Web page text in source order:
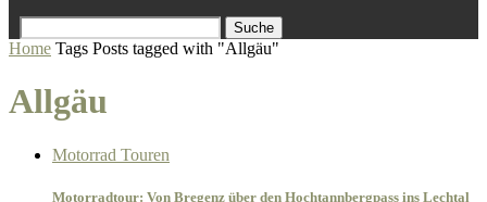
Suche
Home Tags Posts tagged with "Allgäu"
Allgäu
Motorrad Touren
Motorradtour: Von Bregenz über den Hochtannbergpass ins Lechtal